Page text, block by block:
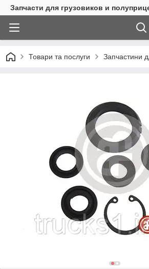
Запчасти для грузовиков и
Товари та послуги Запчастини